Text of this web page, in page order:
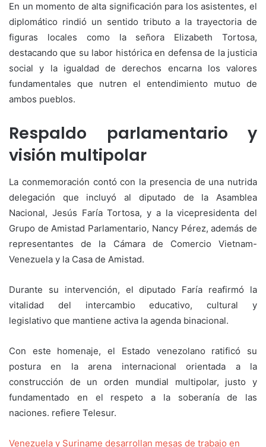
En un momento de alta significación para los asistentes, el
diplomático rindió un sentido tributo a la trayectoria de
figuras locales como la señora Elizabeth Tortosa,
destacando que su labor histórica en defensa de la justicia
social y la igualdad de derechos encarna los valores
fundamentales que nutren el entendimiento mutuo de
ambos pueblos.
Respaldo parlamentario y
visión multipolar
La conmemoración contó con la presencia de una nutrida
delegación que incluyó al diputado de la Asamblea
Nacional, Jesús Faría Tortosa, y a la vicepresidenta del
Grupo de Amistad Parlamentario, Nancy Pérez, además de
representantes de la Cámara de Comercio Vietnam-
Venezuela y la Casa de Amistad.
Durante su intervención, el diputado Faría reafirmó la
vitalidad del intercambio educativo, cultural y
legislativo que mantiene activa la agenda binacional.
Con este homenaje, el Estado venezolano ratificó su
postura en la arena internacional orientada a la
construcción de un orden mundial multipolar, justo y
fundamentado en el respeto a la soberanía de las
naciones. refiere Telesur.
Venezuela y Suriname desarrollan mesas de trabajo en